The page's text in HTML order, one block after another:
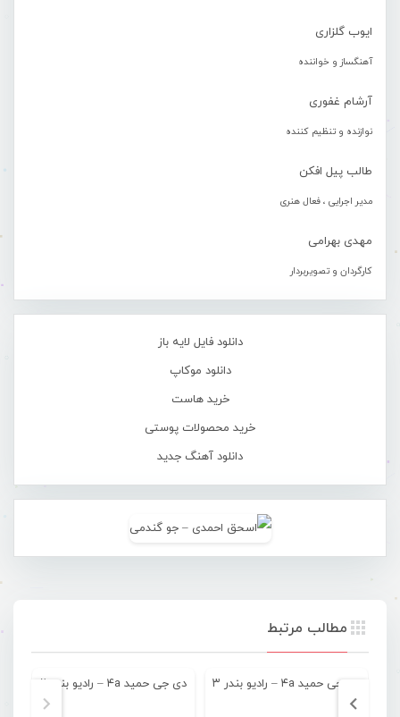
ایوب گلزاری
آهنگساز و خواننده
آرشام غفوری
نوازنده و تنظیم کننده
طالب پیل افکن
مدیر اجرایی ، فعال هنری
مهدی بهرامی
کارگردان و تصویربردار
دانلود فایل لایه باز
دانلود موکاپ
خرید هاست
خرید محصولات پوستی
دانلود آهنگ جدید
مطالب مرتبط
دی جی حمید ۴a – رادیو بندر ۳ دی جی حمید ۴a – رادیو بندر ۲